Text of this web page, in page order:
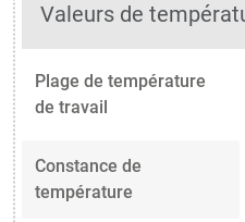
Valeurs de
Plage de température
de travail
Constance de
température